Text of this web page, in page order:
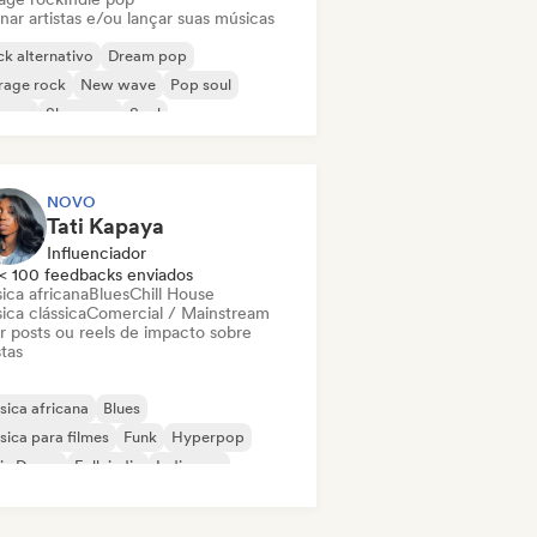
artistas e/ou lançar suas músicas
alternativo
Dream pop
rock
New wave
Pop soul
Shoegaze Soul
NOVO
Tati Kapaya
Influenciador
100 feedbacks enviados
africanaBluesChill House
clássicaComercial / Mainstream
posts ou reels de impacto sobre
africana
Blues
para filmes
Funk
Hyperpop
Dance
Folk indie Indie pop